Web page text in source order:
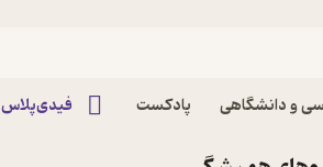
و دانشگاهی پادکست فیدی‌پلاس